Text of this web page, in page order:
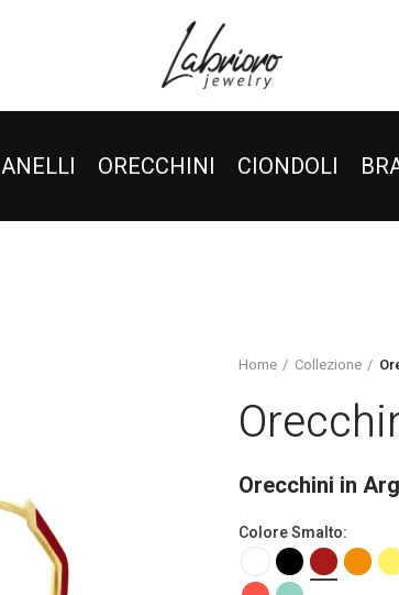
ANELLI ORECCHINI CIONDOLI
Home Collezione
Orecchini in
Colore Smalto